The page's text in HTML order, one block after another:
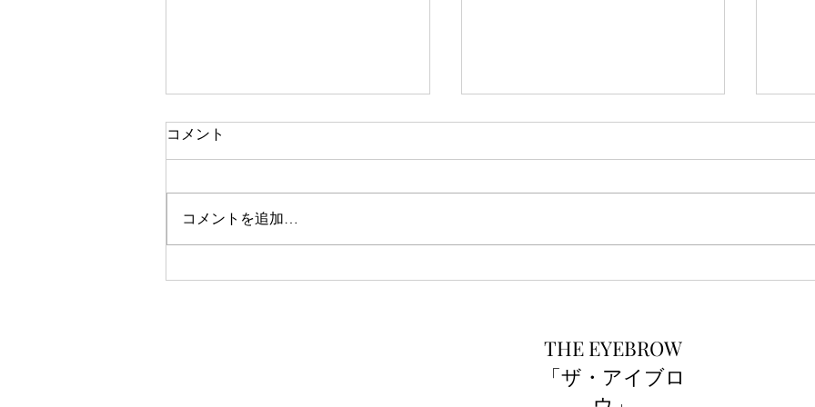
美眉スタイリング
THE EYEBROW1周年☆
コメント
コメントを追加…
THE EYEBROW
「ザ・アイブロ